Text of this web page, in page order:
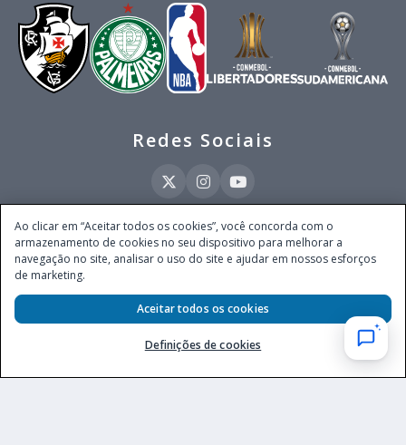
Redes Sociais
Este site é operado pela Ventmear Brasil LTDA (CNPJ 52.868.380/0001-84), com
endereço na Avenida Brigadeiro Faria Lima, nº 4.055, 3º andar, Itaim Bibi, no
Município de São Paulo, Estado de São Paulo, CEP 04538-133, Brasil - empresa
autorizada a operar apostas de quota fixa em todo território nacional pela
Secretaria de Prêmios e Apostas do Ministério da Fazenda, conforme Portaria nº
247, de 07.02.2025, publicada no DOU em 11.2.2025.
Ao clicar em “Aceitar todos os cookies”, você concorda com o
armazenamento de cookies no seu dispositivo para melhorar a
navegação no site, analisar o uso do site e ajudar em nossos esforços
de marketing.
Definições de cookies
Aceitar todos os cookies